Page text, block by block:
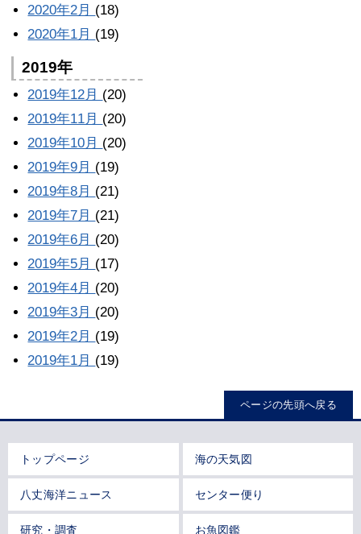
2020年2月 (18)
2020年1月 (19)
2019年
2019年12月 (20)
2019年11月 (20)
2019年10月 (20)
2019年9月 (19)
2019年8月 (21)
2019年7月 (21)
2019年6月 (20)
2019年5月 (17)
2019年4月 (20)
2019年3月 (20)
2019年2月 (19)
2019年1月 (19)
ページの先頭へ戻る
トップページ 海の天気図
八丈海洋ニュース センター便り
研究・調査 お魚図鑑